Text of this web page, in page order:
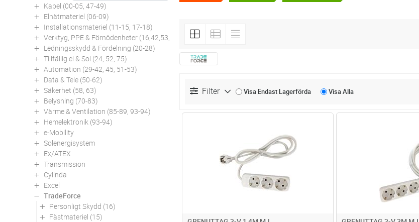
Kabel (00-05, 47-49)
Elnätmateriel (06-09)
Installationsmateriel (11-15, 17-18)
Verktyg, PPE & Förnödenheter (16,42,53,94)
Ledningsskydd & Fördelning (20-28)
Tillfällig el & Sol (24, 52, 75)
Automation (29-42, 45, 51-53)
Data & Tele (50-62)
Säkerhet (58, 63)
Belysning (70-83)
Värme & Ventilation (85-89, 93-94)
Hemelektronik (93-94)
e-Mobility
Solenergisystem
Ex/ATEX
Transmission
Cylinda
Excel
TradeForce
Personligt Skydd (16)
Fästmateriel (15)
Filter Visa Endast Lagerförda VisaAlla